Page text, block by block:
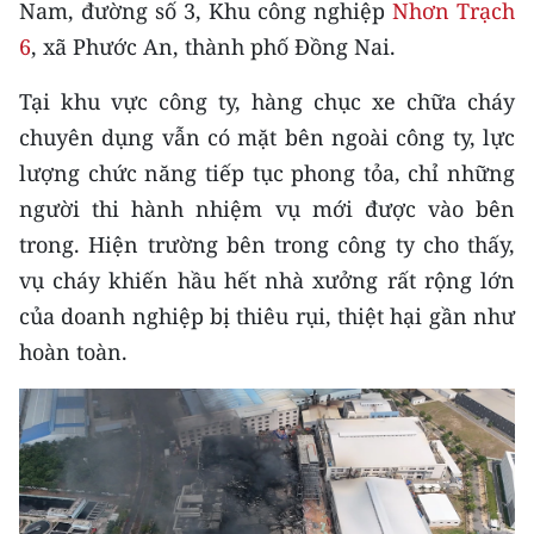
CHƯƠNG TRÌNH OCOP - MỖI XÃ
MỘT SẢN PHẨM
RADIO
MEDIA CENTER
E-Magazine
Video
Media Chính trị
Media Kinh tế
Media Văn hóa
Media Xã hội
Nam, đường số 3, Khu công nghiệp Nhơn Trạch
6, xã Phước An, thành phố Đồng Nai.
Tại khu vực công ty, hàng chục xe chữa cháy
chuyên dụng vẫn có mặt bên ngoài công ty, lực
lượng chức năng tiếp tục phong tỏa, chỉ những
người thi hành nhiệm vụ mới được vào bên
trong. Hiện trường bên trong công ty cho thấy,
vụ cháy khiến hầu hết nhà xưởng rất rộng lớn
của doanh nghiệp bị thiêu rụi, thiệt hại gần như
hoàn toàn.